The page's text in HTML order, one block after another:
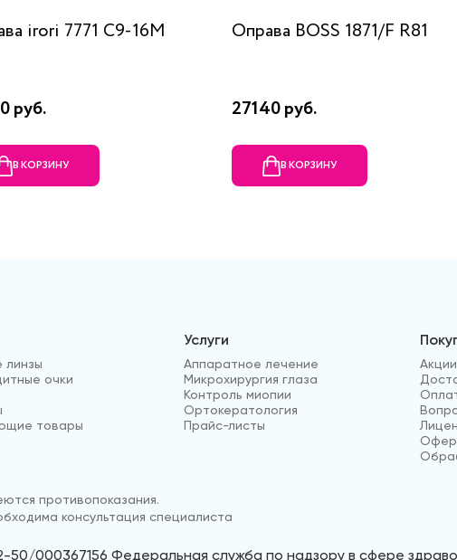
irori 7771 C9-16M
руб.
В КОРЗИНУ
Оправа BOSS 1871/F R81
27140 руб.
В КОРЗИНУ
линзы
очки
товары
Услуги
Аппаратное лечение
Микрохирургия глаза
Контроль миопии
Ортокератология
Прайс-листы
Акции
противопоказания.
консультация специалиста
50/000367156 Федеральная служба по надзору в сфере